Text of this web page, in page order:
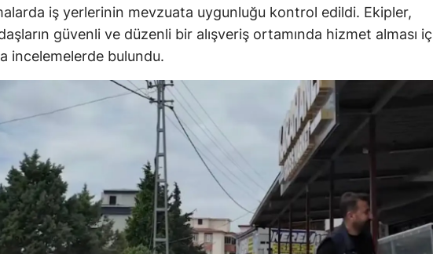
iş yerlerinin mevzuata uygunluğu kontrol edildi. Ekipler,
güvenli ve düzenli bir alışveriş ortamında hizmet alması
incelemelerde bulundu.